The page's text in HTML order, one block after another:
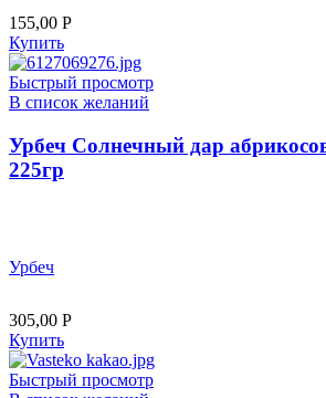
155,00 Р
Купить
Быстрый просмотр
В список желаний
Урбеч Солнечный дар
225гр
Урбеч
305,00 Р
Купить
Быстрый просмотр